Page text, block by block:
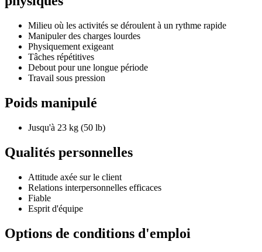
Milieu où les activités se déroulent à un rythme rapide
Manipuler des charges lourdes
Physiquement exigeant
Tâches répétitives
Debout pour une longue période
Travail sous pression
Poids manipulé
Jusqu'à 23 kg (50 lb)
Qualités personnelles
Attitude axée sur le client
Relations interpersonnelles efficaces
Fiable
Esprit d'équipe
Options de conditions d'emploi